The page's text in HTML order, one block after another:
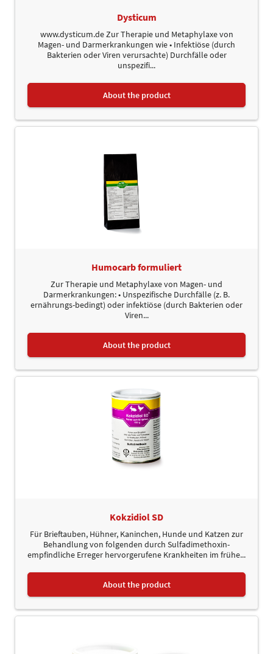
Dysticum
www.dysticum.de Zur Therapie und Metaphylaxe von
Magen- und Darmerkrankungen wie • Infektiöse (durch
Bakterien oder Viren verursachte) Durchfälle oder
unspezifi...
About the product
Humocarb formuliert
Zur Therapie und Metaphylaxe von Magen- und
Darmerkrankungen: • Unspezifische Durchfälle (z. B.
ernährungs-bedingt) oder infektiöse (durch Bakterien oder
Viren...
About the product
Kokzidiol SD
Für Brieftauben, Hühner, Kaninchen, Hunde und Katzen zur
Behandlung von folgenden durch Sulfadimethoxin-
empfindliche Erreger hervorgerufene Krankheiten im frühe...
About the product